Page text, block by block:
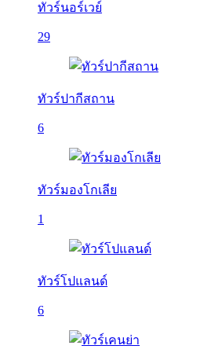
ทัวร์นอร์เวย์
29
ทัวร์ปากีสถาน
6
ทัวร์มองโกเลีย
1
ทัวร์โปแลนด์
6